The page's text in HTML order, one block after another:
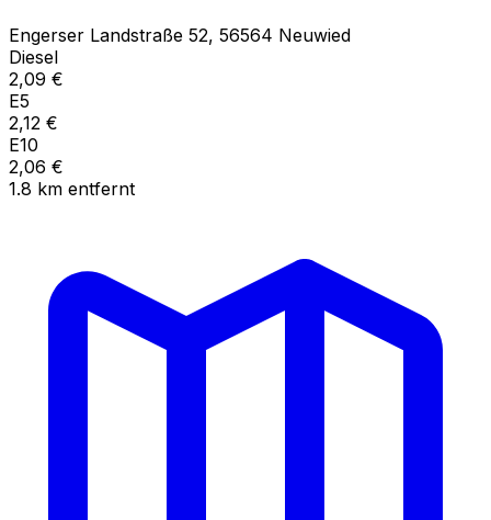
Engerser Landstraße 52, 56564 Neuwied
Diesel
2,09 €
E5
2,12 €
E10
2,06 €
1.8 km entfernt